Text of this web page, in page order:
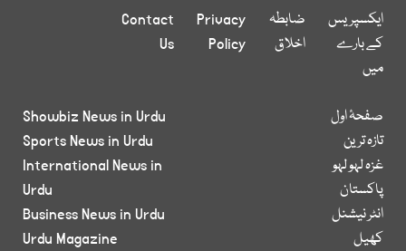
ایکسپریس
کے بارے
میں
ضابطہ
اخلاق
Privacy
Policy
Contact
Us
صفحۂ اول
تازہ ترین
غزہ لہو لہو
پاکستان
انٹر نیشنل
کھیل
Showbiz News in Urdu
Sports News in Urdu
International News in
Urdu
Business News in Urdu
Urdu Magazine